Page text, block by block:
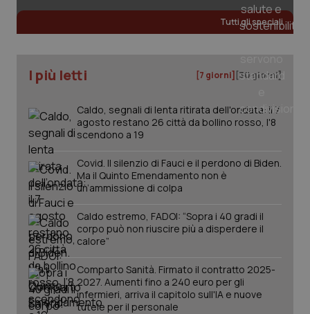
Tutti gli speciali
I più letti [7 giorni] [30 giorni]
Caldo, segnali di lenta ritirata dell'ondata: il 7
agosto restano 26 città da bollino rosso, l'8
scendono a 19
Covid. Il silenzio di Fauci e il perdono di Biden.
Ma il Quinto Emendamento non è
un’ammissione di colpa
Caldo estremo, FADOI: “Sopra i 40 gradi il
corpo può non riuscire più a disperdere il
calore”
Comparto Sanità. Firmato il contratto 2025-
2027. Aumenti fino a 240 euro per gli
infermieri, arriva il capitolo sull'IA e nuove
tutele per il personale
PHPSESSID
PHP.net
www.quotidianosanita.it